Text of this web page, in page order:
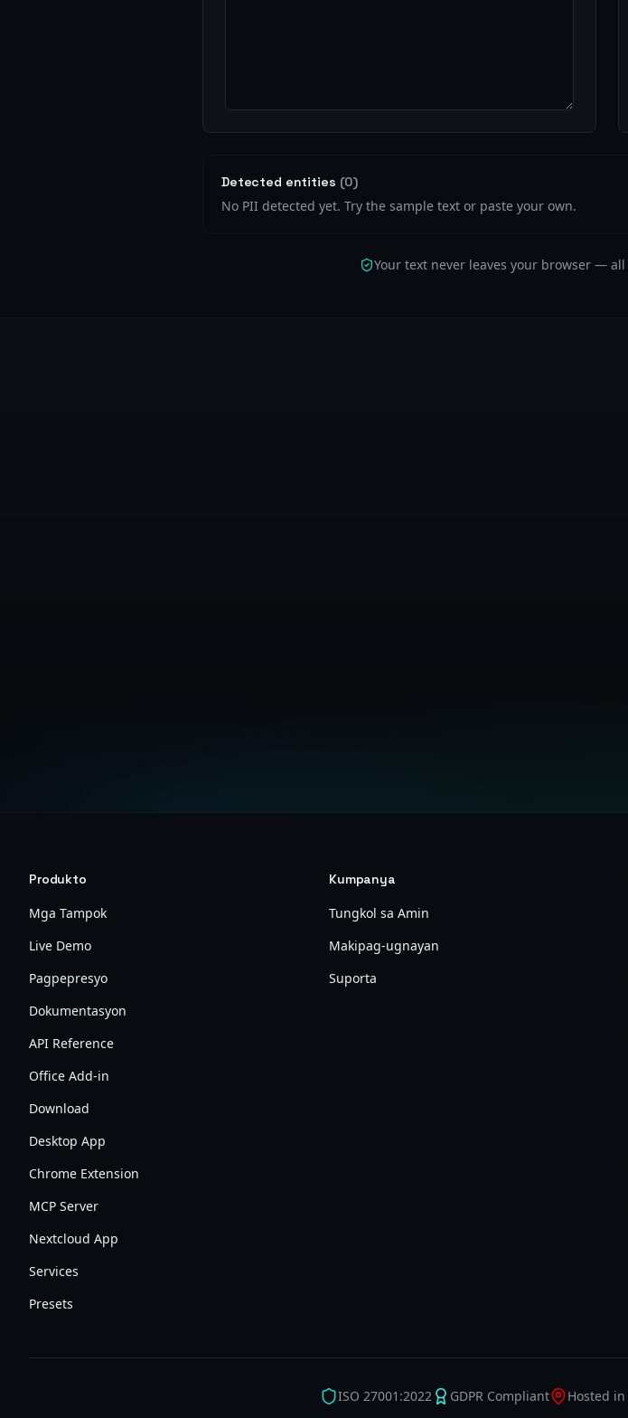
Detected entities (0)
No PII detected yet. Try the sample text or paste your own.
Your text never leaves your browser —
Produkto
Mga Tampok
Live Demo
Pagpepresyo
Dokumentasyon
API Reference
Office Add-in
Download
Desktop App
Chrome Extension
MCP Server
Nextcloud App
Services
Presets
Kumpanya
Tungkol sa Amin
Makipag-ugnayan
Suporta
ISO 27001:2022 GDPR Compliant Hosted